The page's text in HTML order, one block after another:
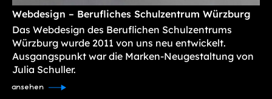
Webdesign – Berufliches Schulzentrum Würzburg
Das Webdesign des Beruflichen Schulzentrums
Würzburg wurde 2011 von uns neu entwickelt.
Ausgangspunkt war die Marken-Neugestaltung von
Julia Schuller.
ansehen